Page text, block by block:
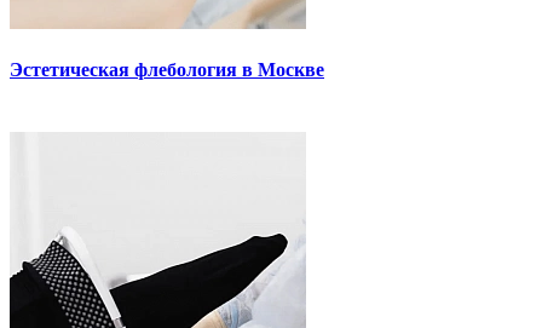
Эстетическая флебология в Москве